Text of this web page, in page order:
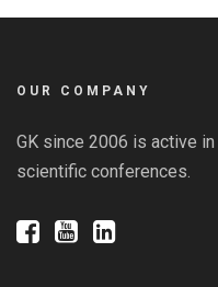
OUR COMPANY
GK since 2006 is active
scientific conferences.